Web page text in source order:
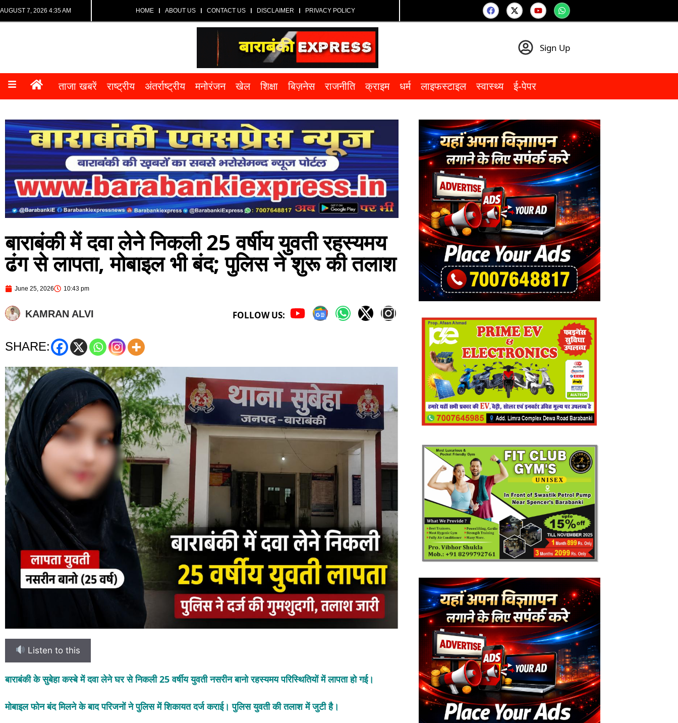
AUGUST 7, 2026 4:35 AM HOME ABOUT US CONTACT US DISCLAIMER PRIVACY POLICY
Sign Up
ताजा खबरें राष्ट्रीय अंतर्राष्ट्रीय मनोरंजन खेल शिक्षा बिज़नेस राजनीति क्राइम धर्म लाइफस्टाइल स्वास्थ्य ई-पेपर
बाराबंकी में दवा लेने निकली 25 वर्षीय युवती रहस्यमय
ढंग से लापता, मोबाइल भी बंद; पुलिस ने शुरू की तलाश
June 25, 2026 10:43 pm
KAMRAN ALVI FOLLOW US:
SHARE:
Listen to this
बाराबंकी के सुबेहा कस्बे में दवा लेने घर से निकली 25 वर्षीय युवती नसरीन बानो रहस्यमय परिस्थितियों में लापता हो गई।
मोबाइल फोन बंद मिलने के बाद परिजनों ने पुलिस में शिकायत दर्ज कराई। पुलिस युवती की तलाश में जुटी है।